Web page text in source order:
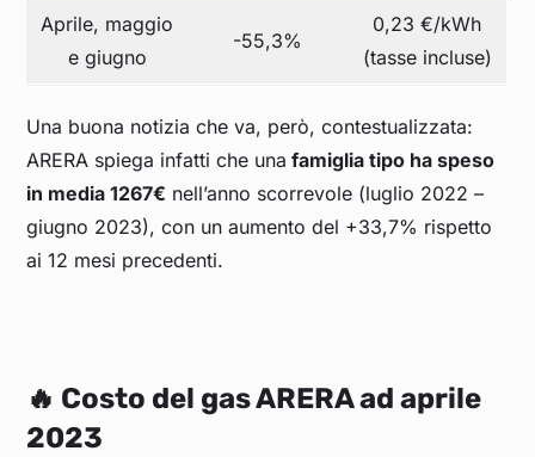
Aprile, maggio
e giugno
-55,3%
0,23 €/kWh
(tasse incluse)
Una buona notizia che va, però, contestualizzata:
ARERA spiega infatti che una famiglia tipo ha speso
in media 1267€ nell’anno scorrevole (luglio 2022 –
giugno 2023), con un aumento del +33,7% rispetto
ai 12 mesi precedenti.
🔥 Costo del gas ARERA ad aprile
2023